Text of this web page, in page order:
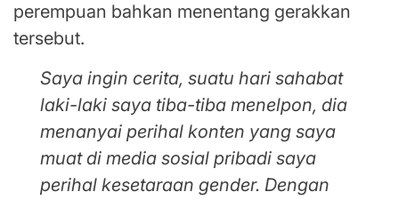
perempuan bahkan menentang gerakkan
tersebut.
Saya ingin cerita, suatu hari sahabat
laki-laki saya tiba-tiba menelpon, dia
menanyai perihal konten yang saya
muat di media sosial pribadi saya
perihal kesetaraan gender. Dengan